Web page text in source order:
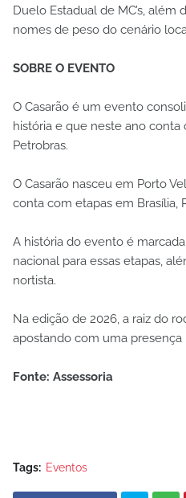
Duelo Estadual de MC’s, além
nomes de peso do cenário
SOBRE O EVENTO
O Casarão é um evento
história e que neste ano
Petrobras.
O Casarão nasceu em Porto
conta com etapas em Brasília,
A história do evento é
nacional para essas etapas,
nortista.
Na edição de 2026, a raiz do
apostando com uma presença
Fonte: Assessoria
Tags: Eventos